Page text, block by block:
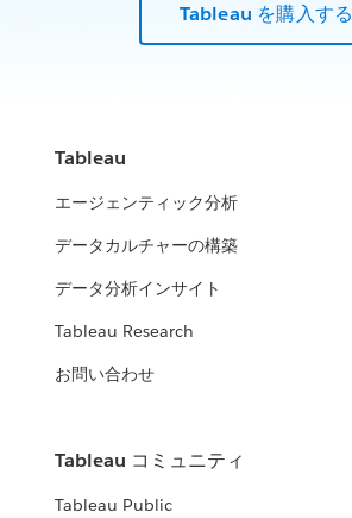
Tableau を購入する
Tableau
エージェンティック分析
データカルチャーの構築
データ分析インサイト
Tableau Research
お問い合わせ
Tableau コミュニティ
Tableau Public